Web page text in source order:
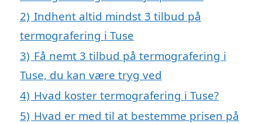
2) Indhent altid mindst 3 tilbud på
termografering i Tuse
3) Få nemt 3 tilbud på termografering i
Tuse, du kan være tryg ved
4) Hvad koster termografering i Tuse?
5) Hvad er med til at bestemme prisen på